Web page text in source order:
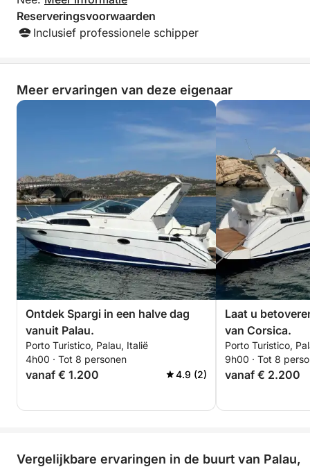
Reserveringsvoorwaarden
Inclusief professionele schipper
Meer ervaringen van deze eigenaar
Ontdek Spargi in een halve dag
vanuit Palau.
Porto Turistico, Palau, Italië
4h00 · Tot 8 personen
vanaf € 1.200 4.9 (2)
Laat u
van Corsica.
Porto Turistico,
9h00 · Tot 8
vanaf € 2.200
Vergelijkbare ervaringen in de buurt van Palau,